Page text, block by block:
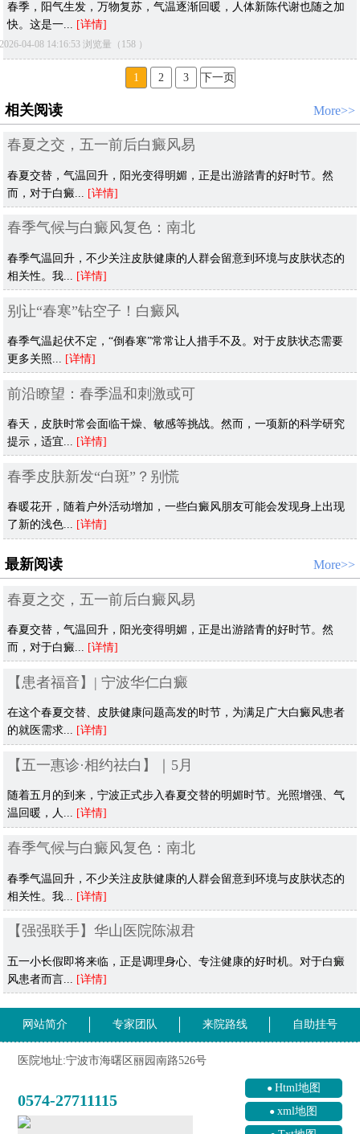
春季，阳气生发，万物复苏，气温逐渐回暖，人体新陈代谢也随之加
快。这是一... [详情]
04-08 14:16:53 浏览量（158 ）
1 2 3 下一页
相关阅读 More>>
春夏之交，五一前后白癜风易
春夏交替，气温回升，阳光变得明媚，正是出游踏青的好时节。然
而，对于白癜... [详情]
春季气候与白癜风复色：南北
春季气温回升，不少关注皮肤健康的人群会留意到环境与皮肤状态的
相关性。我... [详情]
别让“春寒”钻空子！白癜风
春季气温起伏不定，“倒春寒”常常让人措手不及。对于皮肤状态需要
更多关照...
[详情]
前沿瞭望：春季温和刺激或可
春天，皮肤时常会面临干燥、敏感等挑战。然而，一项新的科学研究
提示，适宜... [详情]
春季皮肤新发“白斑”？别慌
春暖花开，随着户外活动增加，一些白癜风朋友可能会发现身上出现
了新的浅色... [详情]
最新阅读 More>>
春夏之交，五一前后白癜风易
春夏交替，气温回升，阳光变得明媚，正是出游踏青的好时节。然
而，对于白癜... [详情]
【患者福音】| 宁波华仁白癜
在这个春夏交替、皮肤健康问题高发的时节，为满足广大白癜风患者
的就医需求... [详情]
【五一惠诊·相约祛白】｜5月
随着五月的到来，宁波正式步入春夏交替的明媚时节。光照增强、气
温回暖，人... [详情]
春季气候与白癜风复色：南北
春季气温回升，不少关注皮肤健康的人群会留意到环境与皮肤状态的
相关性。我... [详情]
【强强联手】华山医院陈淑君
五一小长假即将来临，正是调理身心、专注健康的好时机。对于白癜
风患者而言... [详情]
网站简介 专家团队 来院路线 自助挂号
医院地址:宁波市海曙区丽园南路526号
0574-27711115
Html地图
xml地图